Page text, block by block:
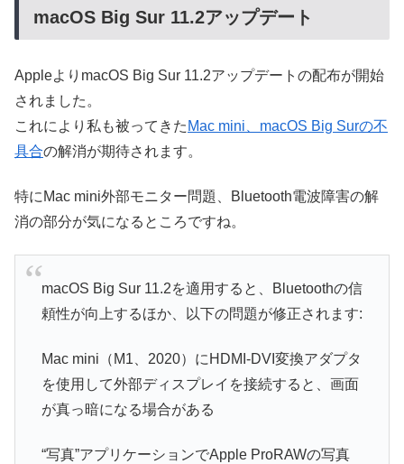
macOS Big Sur 11.2アップデート
AppleよりmacOS Big Sur 11.2アップデートの配布が開始
されました。
これにより私も被ってきた Mac mini、macOS Big Surの不
具合の解消が期待されます。
特にMac mini外部モニター問題、Bluetooth電波障害の解
消の部分が気になるところですね。
macOS Big Sur 11.2を適用すると、Bluetoothの信
頼性が向上するほか、以下の問題が修正されます:
Mac mini（M1、2020）にHDMI-DVI変換アダプタ
を使用して外部ディスプレイを接続すると、画面
が真っ暗になる場合がある
“写真”アプリケーションでApple ProRAWの写真